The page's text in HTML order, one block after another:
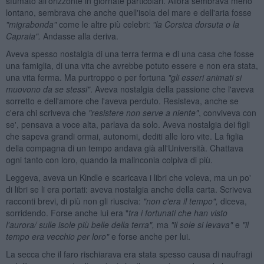
lontano, sembrava che anche quell'isola del mare e dell'aria fosse
"migrabonda"come le altre più celebri: "la Corsica dorsuta o la
Capraia". Andasse alla deriva.
Aveva spesso nostalgia di una terra ferma e di una casa che fosse
una famiglia, di una vita che avrebbe potuto essere e non era stata,
una vita ferma. Ma purtroppo o per fortuna "gli esseri animati si
muovono da se stessi". Aveva nostalgia della passione che l'aveva
sorretto e dell'amore che l'aveva perduto. Resisteva, anche se
c'era chi scriveva che "resistere non serve a niente", conviveva con
se', pensava a voce alta, parlava da solo. Aveva nostalgia dei figli
che sapeva grandi ormai, autonomi, dediti alle loro vite. La figlia
della compagna di un tempo andava già all'Università. Chattava
ogni tanto con loro, quando la malinconia colpiva di più.
Leggeva, aveva un Kindle e scaricava i libri che voleva, ma un po'
di libri se li era portati: aveva nostalgia anche della carta. Scriveva
racconti brevi, di più non gli riusciva: "non c'era il tempo", diceva,
sorridendo. Forse anche lui era "tra i fortunati che han visto
l'aurora/ sulle isole più belle della terra", ma "il sole si levava"e "il
tempo era vecchio per loro" e forse anche per lui.
La secca che il faro rischiarava era stata spesso causa di naufragi